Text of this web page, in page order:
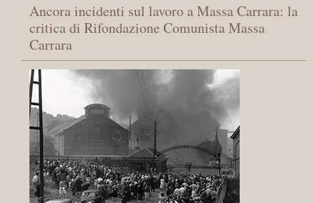
Ancora incidenti sul lavoro a Massa Carrara: la
critica di Rifondazione Comunista Massa
Carrara